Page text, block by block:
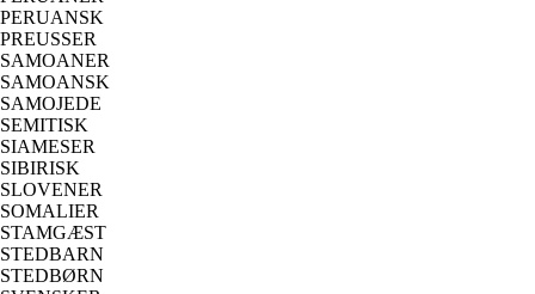
PERUANSK
PREUSSER
SAMOANER
SAMOANSK
SAMOJEDE
SEMITISK
SIAMESER
SIBIRISK
SLOVENER
SOMALIER
STAMGÆST
STEDBARN
STEDBØRN